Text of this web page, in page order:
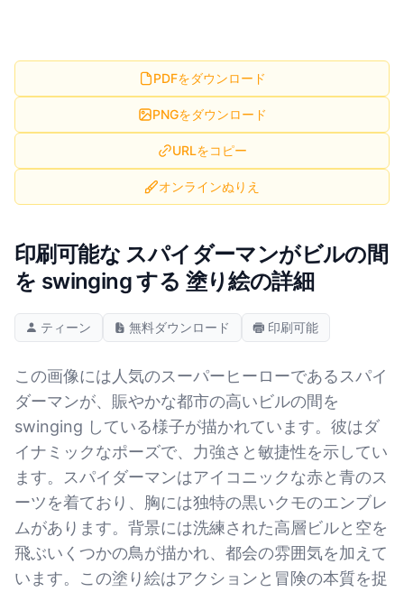
PDFをダウンロード
PNGをダウンロード
URLをコピー
オンラインぬりえ
印刷可能な スパイダーマンがビルの間
を swinging する 塗り絵の詳細
ティーン 無料ダウンロード 印刷可能
この画像には人気のスーパーヒーローであるスパイ
ダーマンが、賑やかな都市の高いビルの間を
swinging している様子が描かれています。彼はダ
イナミックなポーズで、力強さと敏捷性を示してい
ます。スパイダーマンはアイコニックな赤と青のス
ーツを着ており、胸には独特の黒いクモのエンブレ
ムがあります。背景には洗練された高層ビルと空を
飛ぶいくつかの鳥が描かれ、都会の雰囲気を加えて
います。この塗り絵はアクションと冒険の本質を捉